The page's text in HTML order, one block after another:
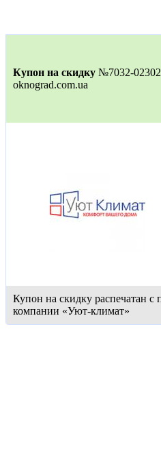
Купон на скидку №7032-02302
oknograd.com.ua
Купон на скидку распечатан
компании «Уют-климат»